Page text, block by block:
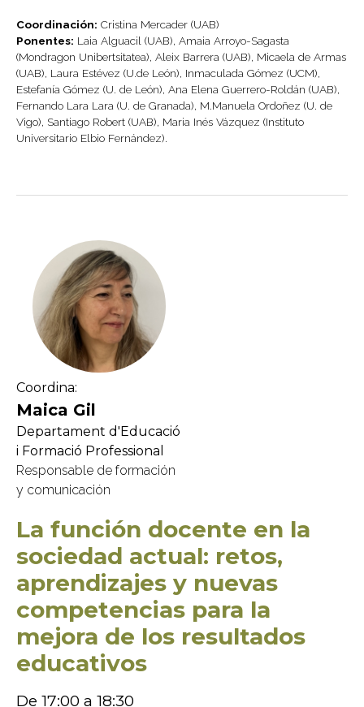
Coordinación: Cristina Mercader (UAB)
Ponentes: Laia Alguacil (UAB), Amaia Arroyo-Sagasta
(Mondragon Unibertsitatea), Aleix Barrera (UAB), Micaela de Armas
(UAB), Laura Estévez (U.de León), Inmaculada Gómez (UCM),
Estefanía Gómez (U. de León), Ana Elena Guerrero-Roldán (UAB),
Fernando Lara Lara (U. de Granada), M.Manuela Ordoñez (U. de
Vigo), Santiago Robert (UAB), Maria Inés Vázquez (Instituto
Universitario Elbio Fernández).
Coordina:
Maica Gil
Departament d'Educació
i Formació Professional
Responsable de formación
y comunicación
La función docente en la
sociedad actual: retos,
aprendizajes y nuevas
competencias para la
mejora de los resultados
educativos
De 17:00 a 18:30